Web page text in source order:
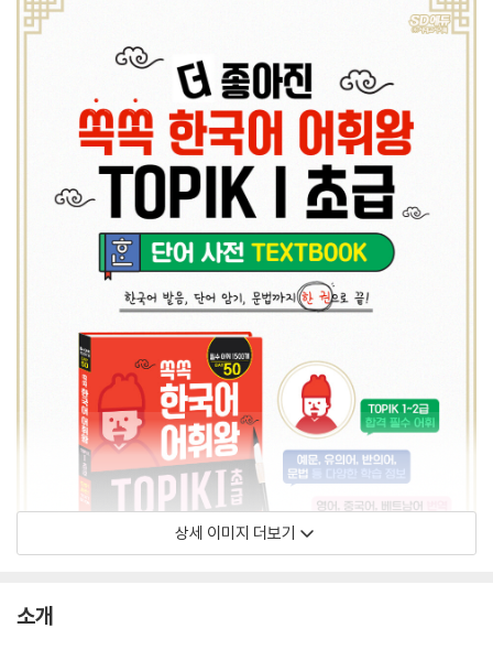
상세 이미지 더보기
소개